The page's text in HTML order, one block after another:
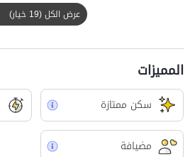
عرض الكل (19 خيار)
المميزات
سکن ممتازة
مضيافة